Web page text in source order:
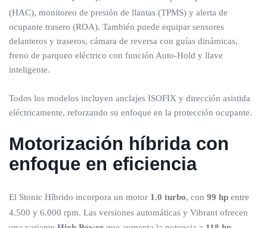
(HAC), monitoreo de presión de llantas (TPMS) y alerta de
ocupante trasero (ROA). También puede equipar sensores
delanteros y traseros, cámara de reversa con guías dinámicas,
freno de parqueo eléctrico con función Auto-Hold y llave
inteligente.
Todos los modelos incluyen anclajes ISOFIX y dirección asistida
eléctricamente, reforzando su enfoque en la protección ocupante.
Motorización híbrida con
enfoque en eficiencia
El Stonic Híbrido incorpora un motor 1.0 turbo, con 99 hp entre
4.500 y 6.000 rpm. Las versiones automáticas y Vibrant ofrecen